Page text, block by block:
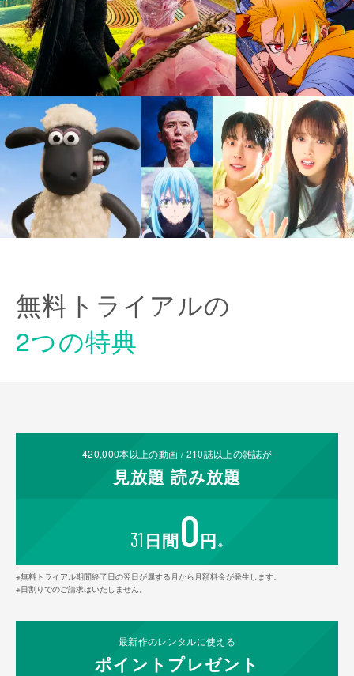
無料トライアルの
2つの特典
420,000本以上の動画 /210誌以上の雑誌が
見放題 読み放題
31 日間0円 ※
※無料トライアル期間終了日の翌日が属する月から月額料金が発生します。
※日割りでのご請求はいたしません。
最新作のレンタルに使える
ポイント プレゼント